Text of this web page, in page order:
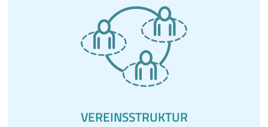
VEREINSSTRUKTUR